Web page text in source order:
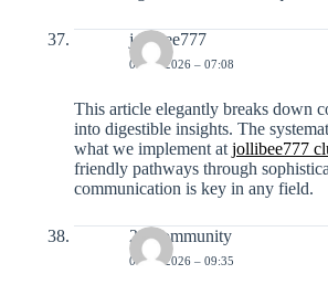
jollibee777
07-01-2026 – 07:08
This article elegantly breaks down
into digestible insights. The
what we implement at jollibee777
friendly pathways through
communication is key in any field.
2ezcommunity
07-01-2026 – 09:35